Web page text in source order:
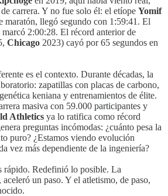
carrera. Y no fue solo él: el etíope Yomif
maratón, llegó segundo con 1:59:41. El
marcó 2:00:28. El récord anterior de
Chicago 2023) cayó por 65 segundos en
es el contexto. Durante décadas, la
zapatillas con placas de carbono,
keniana y entrenamientos de élite.
masiva con 59.000 participantes y
Athletics ya lo ratifica como récord
preguntas incómodas: ¿cuánto pesa la
puro? ¿Estamos viendo evolución
vez más dependiente de la ingeniería?
rápido. Redefinió lo posible. La
un paso. Y el atletismo, de paso,